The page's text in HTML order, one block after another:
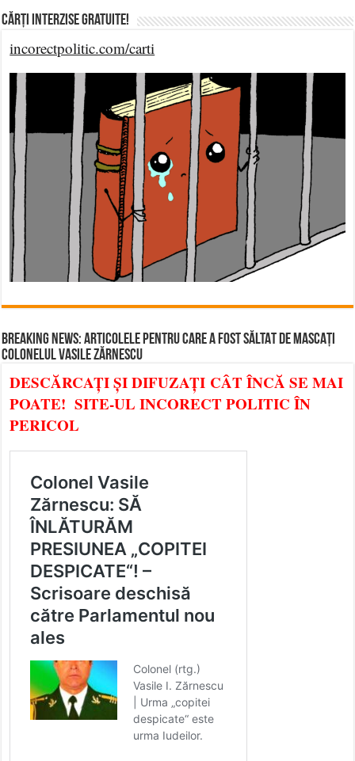
Cărți Interzise Gratuite!
incorectpolitic.com/carti
BREAKING NEWS: ARTICOLELE PENTRU CARE A FOST SĂLTAT DE MASCAȚI
COLONELUL VASILE ZĂRNESCU
DESCĂRCAȚI ȘI DIFUZAȚI CÂT ÎNCĂ SE MAI
POATE! SITE-UL INCORECT POLITIC ÎN
PERICOL